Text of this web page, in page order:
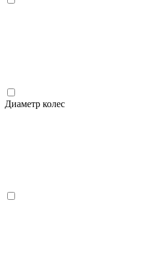
Диаметр колес